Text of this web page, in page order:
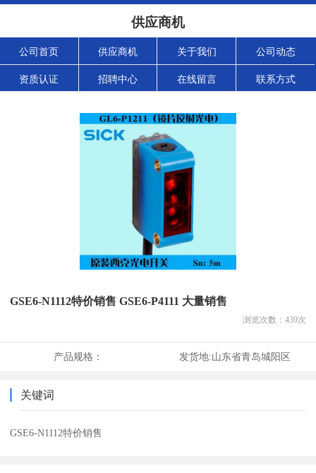
供应商机
公司首页 供应商机 关于我们 公司动态
资质认证 招聘中心 在线留言 联系方式
GSE6-N1112特价销售 GSE6-P4111 大量销售
浏览次数： 439次
产品规格： 发货地:山东省青岛城阳区
关键词
GSE6-N1112特价销售